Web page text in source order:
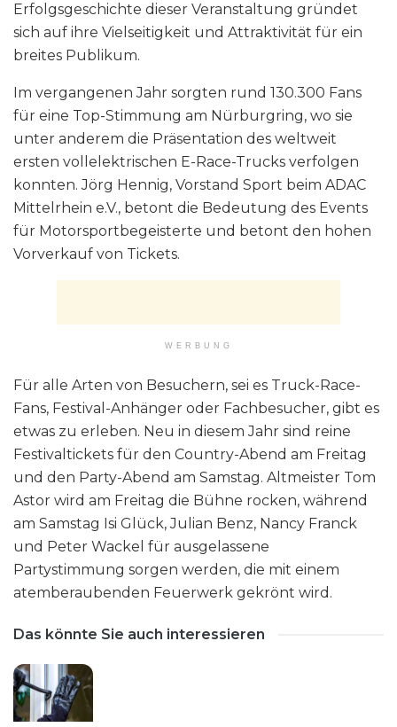
Erfolgsgeschichte dieser Veranstaltung gründet
sich auf ihre Vielseitigkeit und Attraktivität für ein
breites Publikum.
Im vergangenen Jahr sorgten rund 130.300 Fans
für eine Top-Stimmung am Nürburgring, wo sie
unter anderem die Präsentation des weltweit
ersten vollelektrischen E-Race-Trucks verfolgen
konnten. Jörg Hennig, Vorstand Sport beim ADAC
Mittelrhein e.V., betont die Bedeutung des Events
für Motorsportbegeisterte und betont den hohen
Vorverkauf von Tickets.
WERBUNG
Für alle Arten von Besuchern, sei es Truck-Race-
Fans, Festival-Anhänger oder Fachbesucher, gibt es
etwas zu erleben. Neu in diesem Jahr sind reine
Festivaltickets für den Country-Abend am Freitag
und den Party-Abend am Samstag. Altmeister Tom
Astor wird am Freitag die Bühne rocken, während
am Samstag Isi Glück, Julian Benz, Nancy Franck
und Peter Wackel für ausgelassene
Partystimmung sorgen werden, die mit einem
atemberaubenden Feuerwerk gekrönt wird.
Das könnte Sie auch interessieren